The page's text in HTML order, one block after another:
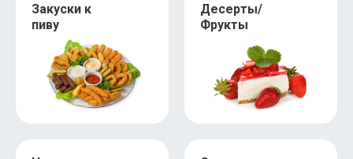
Закуски к
пиву
Десерты/
Фрукты